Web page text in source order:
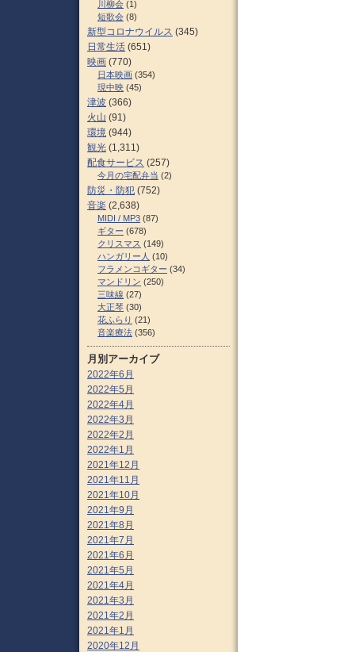
川柳会 (1)
短歌会 (8)
新型コロナウイルス (345)
日常生活 (651)
映画 (770)
日本映画 (354)
現中映 (45)
津波 (366)
火山 (91)
環境 (944)
観光 (1,311)
配食サービス (257)
今月の宅配弁当 (2)
防災・防犯 (752)
音楽 (2,638)
MIDI / MP3 (87)
ギター (678)
クリスマス (149)
ハンガリー人 (10)
フラメンコギター (34)
マンドリン (250)
三味線 (27)
大正琴 (30)
花ふらり (21)
音楽療法 (356)
月別アーカイブ
2022年6月
2022年5月
2022年4月
2022年3月
2022年2月
2022年1月
2021年12月
2021年11月
2021年10月
2021年9月
2021年8月
2021年7月
2021年6月
2021年5月
2021年4月
2021年3月
2021年2月
2021年1月
2020年12月